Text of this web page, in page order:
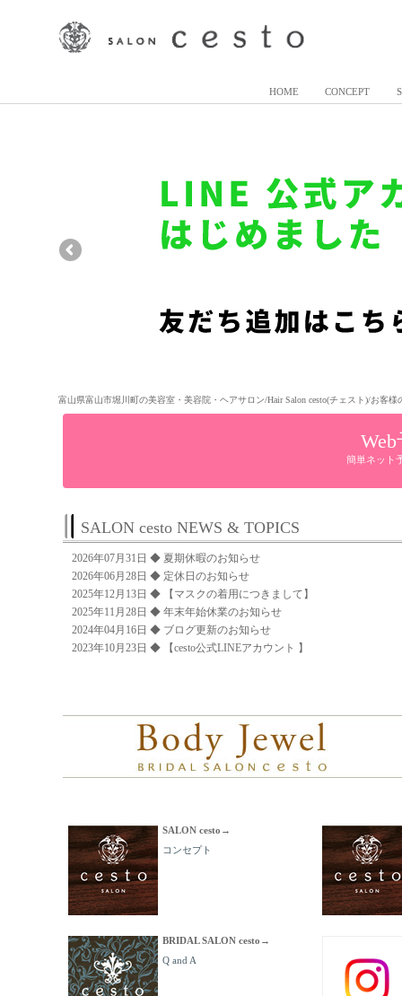
富山県富山市堀川町の美容室・美容院・ヘアサロン/Hair Salon cesto(チェスト)/お客
HOME CONCEPT
簡単ネット
SALON cesto NEWS & TOPICS
2026年07月31日 ◆ 夏期休暇のお知らせ
2026年06月28日 ◆ 定休日のお知らせ
2025年12月13日 ◆
【マスクの着用につきまして】
2025年11月28日 ◆ 年末年始休業のお知らせ
2024年04月16日 ◆ ブログ更新のお知らせ
2023年10月23日 ◆
【cesto公式LINEアカウント 】
SALON cesto→
コンセプト
BRIDAL SALON cesto→
Q and A